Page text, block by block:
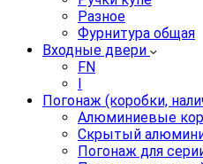
Разное
Фурнитура общая
Входные двери
FN
I
Погонаж (коробки,
Алюминиевые
Скрытый
Погонаж для